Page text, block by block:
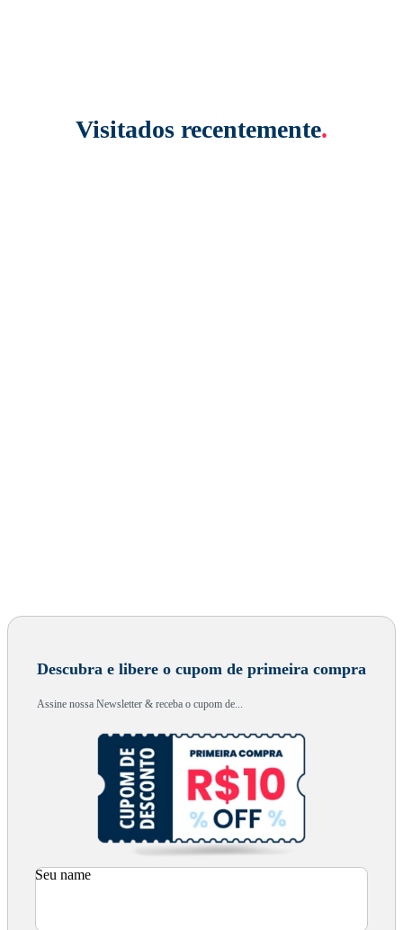
Visitados recentemente.
Descubra e libere o cupom de primeira compra
Assine nossa Newsletter & receba o cupom de...
Seu name